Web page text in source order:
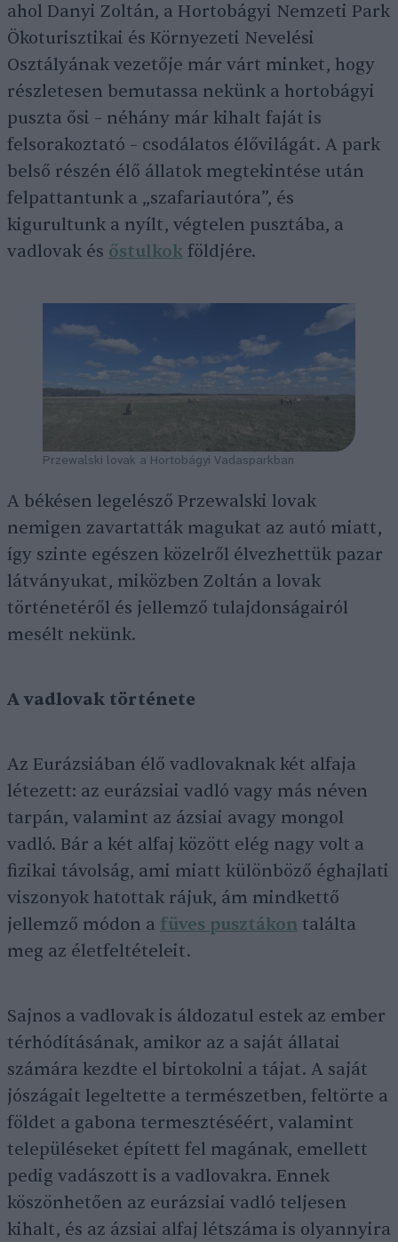
ahol Danyi Zoltán, a Hortobágyi Nemzeti Park
Ökoturisztikai és Környezeti Nevelési
Osztályának vezetője már várt minket, hogy
részletesen bemutassa nekünk a hortobágyi
puszta ősi – néhány már kihalt faját is
felsorakoztató – csodálatos élővilágát. A park
belső részén élő állatok megtekintése után
felpattantunk a „szafariautóra”, és
kigurultunk a nyílt, végtelen pusztába, a
vadlovak és őstulkok földjére.
Przewalski lovak a Hortobágyi Vadasparkban
A békésen legelésző Przewalski lovak
nemigen zavartatták magukat az autó miatt,
így szinte egészen közelről élvezhettük pazar
látványukat, miközben Zoltán a lovak
történetéről és jellemző tulajdonságairól
mesélt nekünk.
A vadlovak története
Az Eurázsiában élő vadlovaknak két alfaja
létezett: az eurázsiai vadló vagy más néven
tarpán, valamint az ázsiai avagy mongol
vadló. Bár a két alfaj között elég nagy volt a
fizikai távolság, ami miatt különböző éghajlati
viszonyok hatottak rájuk, ám mindkettő
jellemző módon a füves pusztákon találta
meg az életfeltételeit.
Sajnos a vadlovak is áldozatul estek az ember
térhódításának, amikor az a saját állatai
számára kezdte el birtokolni a tájat. A saját
jószágait legeltette a természetben, feltörte a
földet a gabona termesztéséért, valamint
településeket épített fel magának, emellett
pedig vadászott is a vadlovakra. Ennek
köszönhetően az eurázsiai vadló teljesen
kihalt, és az ázsiai alfaj létszáma is olyannyira